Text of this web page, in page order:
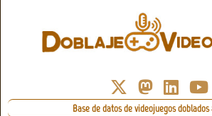
Base de datos de videojuegos